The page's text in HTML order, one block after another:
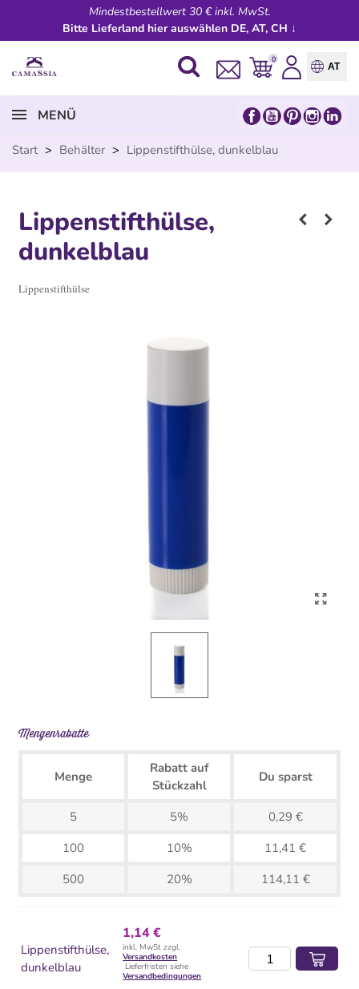
Mindestbestellwert 30 € inkl. MwSt.
Bitte Lieferland hier auswählen DE, AT, CH ↓
0
AT
MENÜ
Start > Behälter > Lippenstifthülse, dunkelblau
Lippenstifthülse,
dunkelblau
Lippenstifthülse
Mengenrabatte
Menge
Rabatt auf
Stückzahl
Du sparst
5 5%
0,29 €
100
10%
11,41 €
500
20% 114,11 €
Lippenstifthülse,
dunkelblau
1,14 €
inkl. MwSt zzgl.
Versandkosten
Lieferfristen siehe
Versandbedingungen